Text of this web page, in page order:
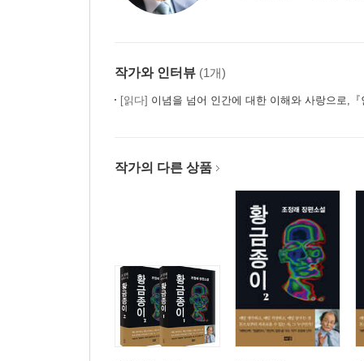
작가와 인터뷰 (1개)
[읽다] 이념을 넘어 인간에 대한 이해와 사랑으로,『인
작가의 다른 상품